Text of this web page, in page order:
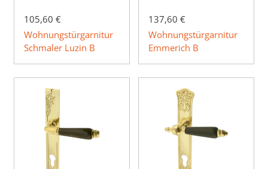
105,60 €
Wohnungstürgarnitur
Schmaler Luzin B
137,60 €
Wohnungstürgarnitur
Emmerich B